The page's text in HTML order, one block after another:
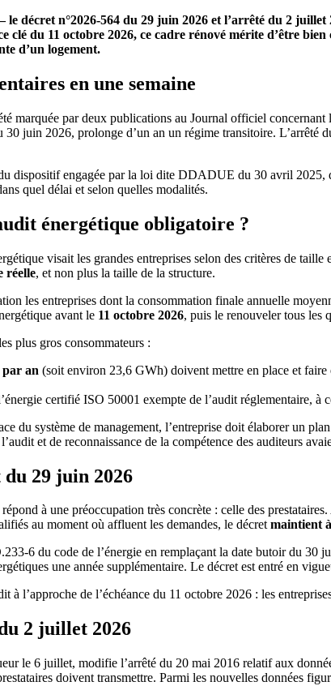
décret n°2026-564 du 29 juin 2026 et l’arrêté du 2
clé du 11 octobre 2026, ce cadre rénové mérite d’être
d’un logement.
en une semaine
marquée par deux publications au Journal officiel
juin 2026, prolonge d’un an un régime transitoire.
dispositif engagée par la loi dite DDADUE du 30 avril
quel délai et selon quelles modalités.
énergétique obligatoire ?
visait les grandes entreprises selon des critères de
réelle, et non plus la taille de la structure.
les entreprises dont la consommation finale annuelle
avant le 11 octobre 2026, puis le renouveler tous les
plus gros consommateurs :
an (soit environ 23,6 GWh) doivent mettre en place et faire
certifié ISO 50001 exempte de l’audit réglementaire,
du système de management, l’entreprise doit élaborer un
et de reconnaissance de la compétence des auditeurs
du 29 juin 2026
répond à une préoccupation très concrète : celle des
au moment où affluent les demandes, le décretmaintient
6 du code de l’énergie en remplaçant la date butoir du 30
une année supplémentaire. Le décret est entré en
à l’approche de l’échéance du 11 octobre 2026 : les
2 juillet 2026
le 6 juillet, modifie l’arrêté du 20 mai 2016 relatif aux
doivent transmettre. Parmi les nouvelles données